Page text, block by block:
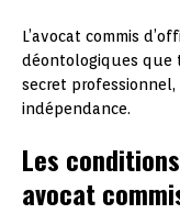
L’avocat commis
déontologiques que
secret
indépendance.
Les
avocat